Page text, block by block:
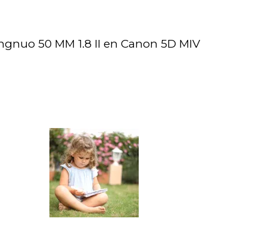
50 MM 1.8 II en Canon 5D MIV